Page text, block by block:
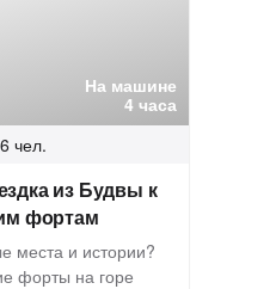
На машине
4 часа
чел.
из Будвы к
фортам
места и истории?
форты на горе